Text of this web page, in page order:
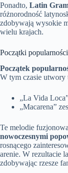
Ponadto, Latin
różnorodność
zdobywają wysokie
wielu krajach.
Początki
Początek
W tym czasie utwory
„La Vida
„Macarena”
Te melodie
nowoczesnymi
rosnącego
arenie. W rezultacie
zdobywając rzesze